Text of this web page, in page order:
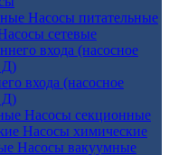
Насосы питательные
сетевые
входа (насосное
Д)
Насосы секционные
Насосы химические
Насосы вакуумные